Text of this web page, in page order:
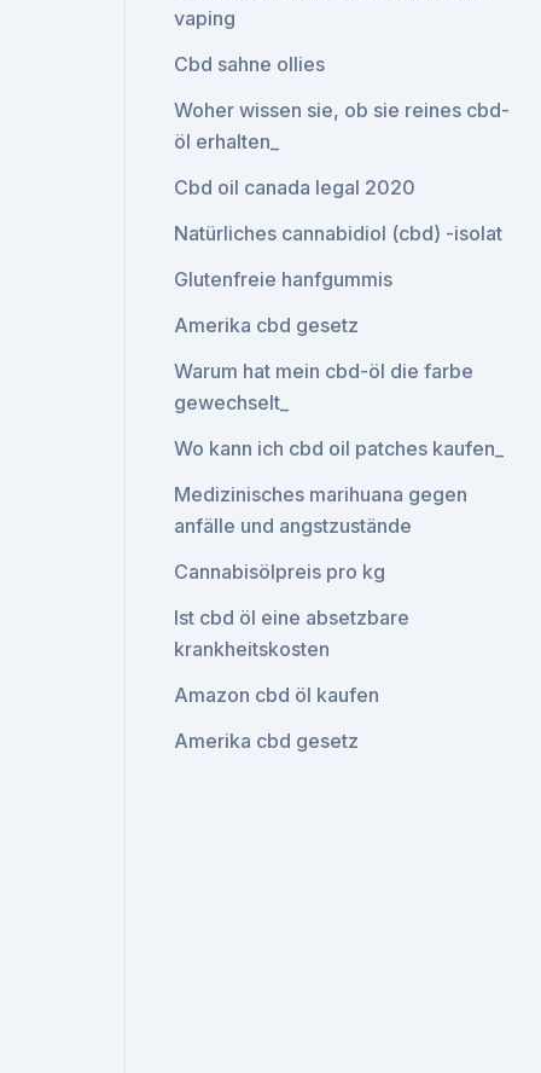
vaping
Cbd sahne ollies
Woher wissen sie, ob sie reines cbd-
öl erhalten_
Cbd oil canada legal 2020
Natürliches cannabidiol (cbd) -isolat
Glutenfreie hanfgummis
Amerika cbd gesetz
Warum hat mein cbd-öl die farbe
gewechselt_
Wo kann ich cbd oil patches kaufen_
Medizinisches marihuana gegen
anfälle und angstzustände
Cannabisölpreis pro kg
Ist cbd öl eine absetzbare
krankheitskosten
Amazon cbd öl kaufen
Amerika cbd gesetz